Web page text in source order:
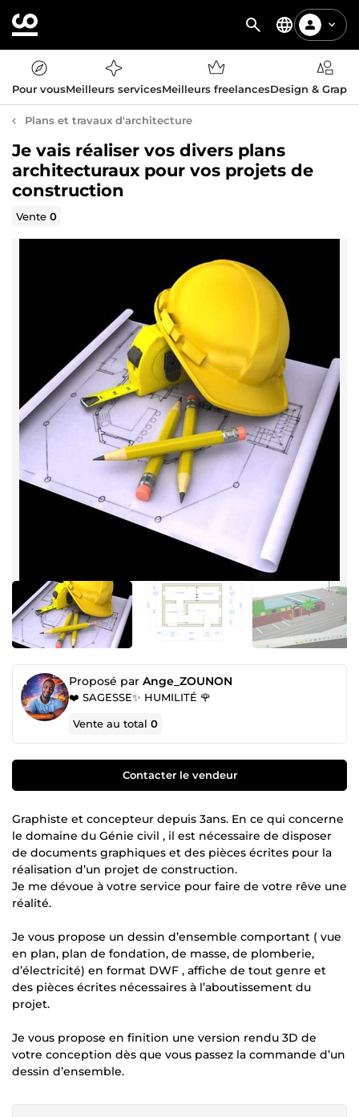
Pour vousMeilleurs servicesMeilleurs freelancesDesign &
Plans et travaux d'architecture
Je vais réaliser vos divers plans
architecturaux pour vos projets de
construction
Vente0
Proposé par Ange_ZOUNON
❤️ SAGESSE✨ HUMILITÉ 🌹
Vente au total0
Contacter le vendeur
Graphiste et concepteur depuis 3ans. En ce qui concerne
le domaine du Génie civil , il est nécessaire de disposer
de documents graphiques et des pièces écrites pour la
réalisation d’un projet de construction.
Je me dévoue à votre service pour faire de votre rêve une
réalité.
Je vous propose un dessin d’ensemble comportant ( vue
en plan, plan de fondation, de masse, de plomberie,
d’électricité) en format DWF , affiche de tout genre et
des pièces écrites nécessaires à l’aboutissement du
projet.
Je vous propose en finition une version rendu 3D de
votre conception dès que vous passez la commande d’un
dessin d’ensemble.